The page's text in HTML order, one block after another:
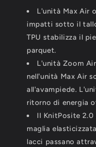
L'unità Max Air
impatti sotto il
TPU stabilizza il
parquet.
L'unità Zoom
nell'unità Max Air
all'avampiede.
ritorno di energia
II KnitPosite 2.0
maglia
lacci passano